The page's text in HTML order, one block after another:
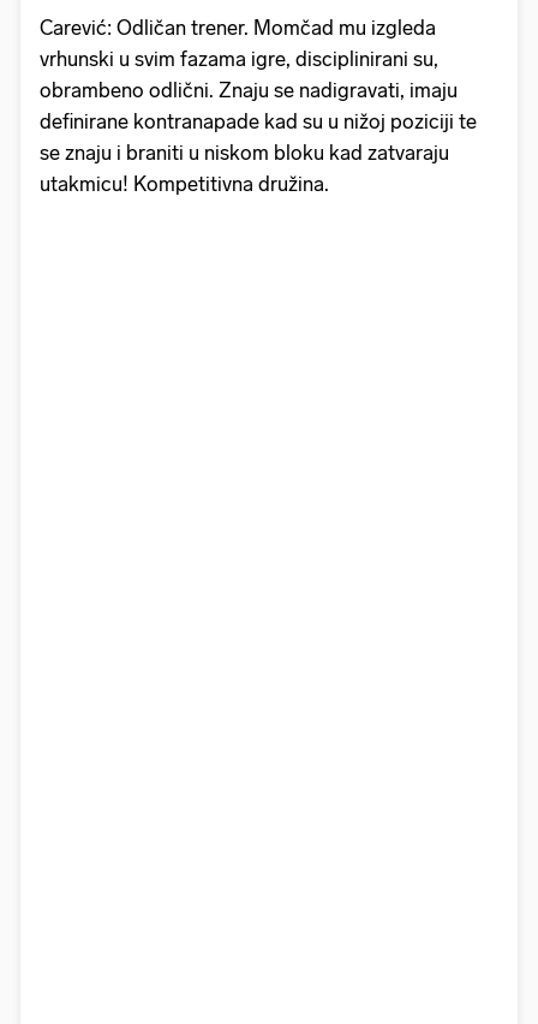
Carević: Odličan trener. Momčad mu izgleda
vrhunski u svim fazama igre, disciplinirani su,
obrambeno odlični. Znaju se nadigravati, imaju
definirane kontranapade kad su u nižoj poziciji te
se znaju i braniti u niskom bloku kad zatvaraju
utakmicu! Kompetitivna družina.